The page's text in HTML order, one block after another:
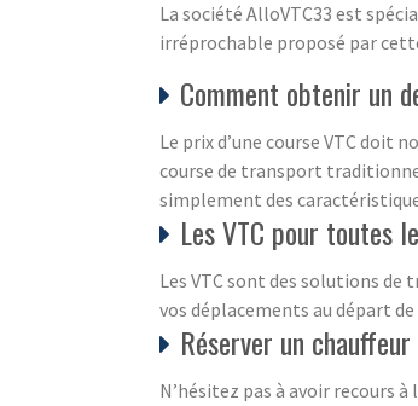
La société AlloVTC33 est
irréprochable proposé par
Comment obtenir un
Le prix d’une course VTC doit
course de transport
simplement des
Les VTC pour toutes
Les VTC sont des solutions
vos déplacements au départ
Réserver un
N’hésitez pas à avoir recours